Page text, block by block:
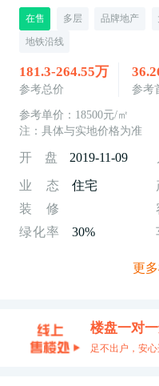
在售 多层 品牌地产
地铁沿线
181.3-264.55万
参考总价 参考
参考单价：18500元/㎡
注：具体与实地价格为准
开 盘 2019-11-09
业 态 住宅
装
修
绿化率 30%
更
楼盘一对
足不出户，安